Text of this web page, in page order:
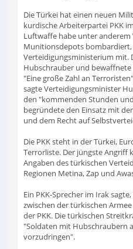
Die Türkei hat einen neuen
kurdische Arbeiterpartei PKK
Luftwaffe habe unter anderem
Munitionsdepots bombardiert,
Verteidigungsministerium mit.
Hubschrauber und
"Eine große Zahl an
sagte Verteidigungsminister
den "kommenden Stunden
begründete den Einsatz mit
und dem Recht auf
Die PKK steht in der Türkei,
Terrorliste. Der jüngste Angriff
Angaben des türkischen
Regionen Metina, Zap und
Ein PKK-Sprecher im Irak
zwischen der türkischen
der PKK. Die türkischen
"Soldaten mit Hubschraubern
vorzudringen".